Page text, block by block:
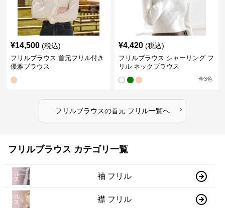
¥14,500 (税込)
フリルブラウス 首元フリル付き
優雅ブラウス
¥4,420 (税込)
フリルブラウス シャーリング フ
リル ネックブラウス
全3色
フリルブラウスの首元 フリル一覧へ ›
フリルブラウス カテゴリ一覧
袖 フリル
襟 フリル